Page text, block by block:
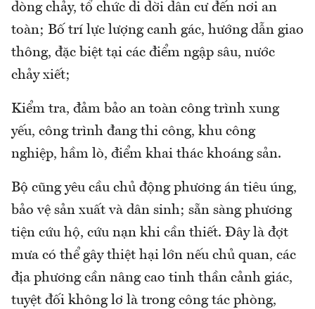
dòng chảy, tổ chức di dời dân cư đến nơi an
toàn; Bố trí lực lượng canh gác, hướng dẫn giao
thông, đặc biệt tại các điểm ngập sâu, nước
chảy xiết;
Kiểm tra, đảm bảo an toàn công trình xung
yếu, công trình đang thi công, khu công
nghiệp, hầm lò, điểm khai thác khoáng sản.
Bộ cũng yêu cầu chủ động phương án tiêu úng,
bảo vệ sản xuất và dân sinh; sẵn sàng phương
tiện cứu hộ, cứu nạn khi cần thiết. Đây là đợt
mưa có thể gây thiệt hại lớn nếu chủ quan, các
địa phương cần nâng cao tinh thần cảnh giác,
tuyệt đối không lơ là trong công tác phòng,